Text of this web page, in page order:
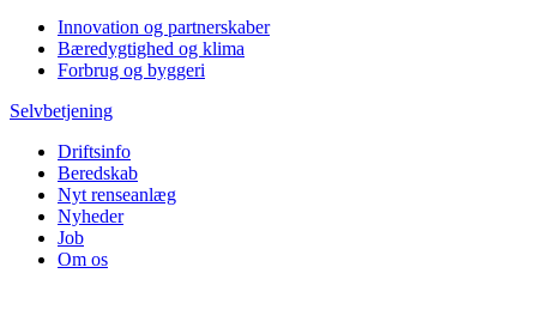
Innovation og partnerskaber
Bæredygtighed og klima
Forbrug og byggeri
Selvbetjening
Driftsinfo
Beredskab
Nyt renseanlæg
Nyheder
Job
Om os